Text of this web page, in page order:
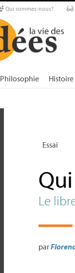
Qui sommes-nous?
Philosophie Histoire
Essai
Le
par